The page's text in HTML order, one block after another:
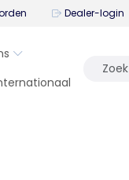
Dealer-login